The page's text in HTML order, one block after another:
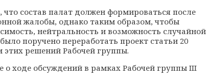
состав палат должен формироваться после
жалобы, однако таким образом, чтобы
нейтральность и возможность случайной
поручено переработать проект статьи 20
этих решений Рабочей группы.
о ходе обсуждений в рамках Рабочей группы III